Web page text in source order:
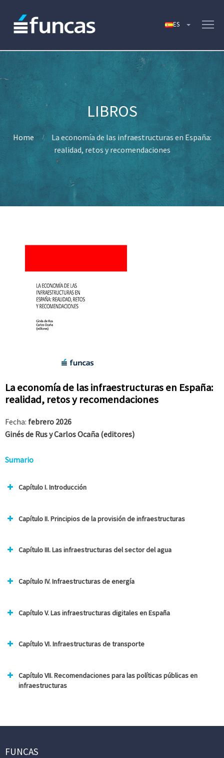
Home
La economía de las infraestructuras en España:
realidad, retos y recomendaciones
La economía de las infraestructuras en España:
realidad, retos y recomendaciones
Fecha: febrero 2026
Ginés de Rus y Carlos Ocaña (editores)
Sumario
Capítulo I. Introducción
Capítulo II. Principios de la provisión de infraestructuras
Capítulo III. Las infraestructuras del sector del agua
Capítulo IV. Infraestructuras de energía
Capítulo V. Las infraestructuras digitales en España
Capítulo VI. Infraestructuras de transporte
Capítulo VII. Recomendaciones para las políticas públicas en
infraestructuras
FUNCAS